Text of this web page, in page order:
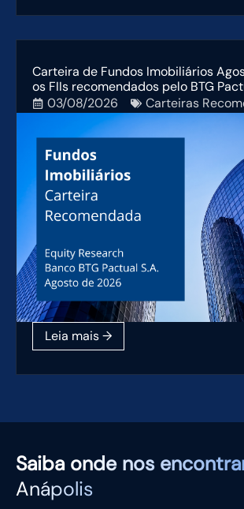
Carteira de Fundos Imobiliários
os FIIs recomendados pelo BTG
03/08/2026
Carteiras
Saiba onde nos
Anápolis